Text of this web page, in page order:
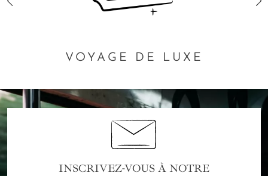
VOYAGE DE LUXE
INSCRIVEZ-VOUS À NOTRE